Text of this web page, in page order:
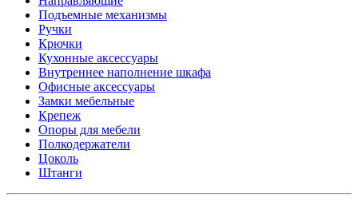
Подъемные механизмы
Ручки
Крючки
Кухонные аксессуары
Внутреннее наполнение шкафа
Офисные аксессуары
Замки мебельные
Крепеж
Опоры для мебели
Полкодержатели
Цоколь
Штанги